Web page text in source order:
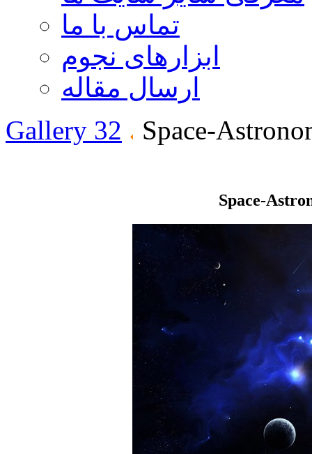
تماس با ما
ابزارهای نجوم
ارسال مقاله
Gallery 32
Space-
Space-